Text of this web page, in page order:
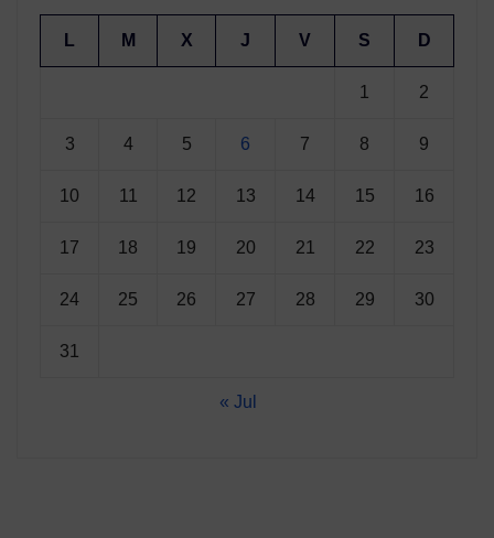
L M X J V S D
1 2
3 4 5 6 7 8 9
10 11 12 13 14 15 16
17 18 19 20 21 22 23
24 25 26 27 28 29 30
31
« Jul